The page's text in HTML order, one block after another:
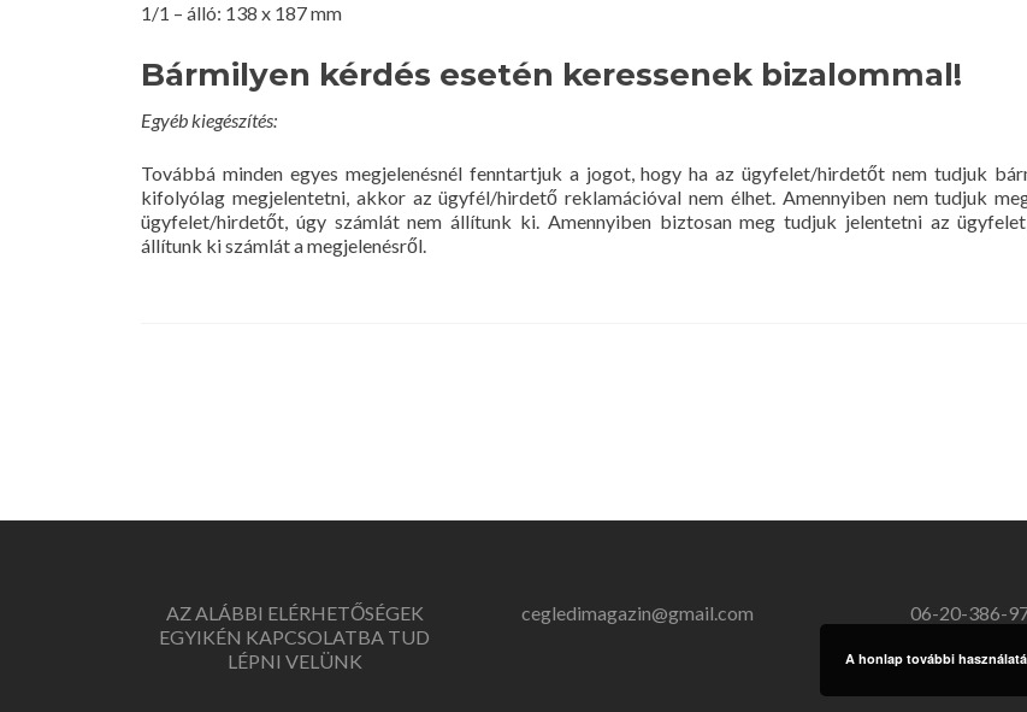
1/1 – álló: 138 x 187 mm
Bármilyen kérdés esetén keressenek bizalommal!
Egyéb kiegészítés:
Továbbá minden egyes megjelenésnél fenntartjuk a jogot, hogy ha az ügyfelet/hirdetőt nem tudjuk
kifolyólag megjelentetni, akkor az ügyfél/hirdető reklamációval nem élhet. Amennyiben nem tudjuk
ügyfelet/hirdetőt, úgy számlát nem állítunk ki. Amennyiben biztosan meg tudjuk jelentetni az
állítunk ki számlát a megjelenésről.
AZ ALÁBBI ELÉRHETŐSÉGEK
EGYIKÉN KAPCSOLATBA TUD
LÉPNI VELÜNK
cegledimagazin@gmail.com 06-20-386-
A honlap további